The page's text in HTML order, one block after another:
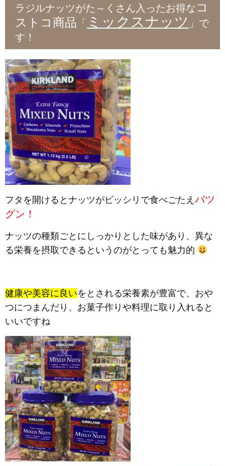
ラジルナッツがた～くさん入ったお得な コ
ストコ商品 「 ミックスナッツ 」で
す！
フタを開けるとナッツがビッシリで食べごたえ バツ
グン！
ナッツの種類ごとにしっかりとした味があり、異な
る栄養を摂取できるというのがとっても魅力的
健康や美容に良いをとされる栄養素が豊富で、おや
つにつまんだり、お菓子作りや料理に取り入れると
いいですね